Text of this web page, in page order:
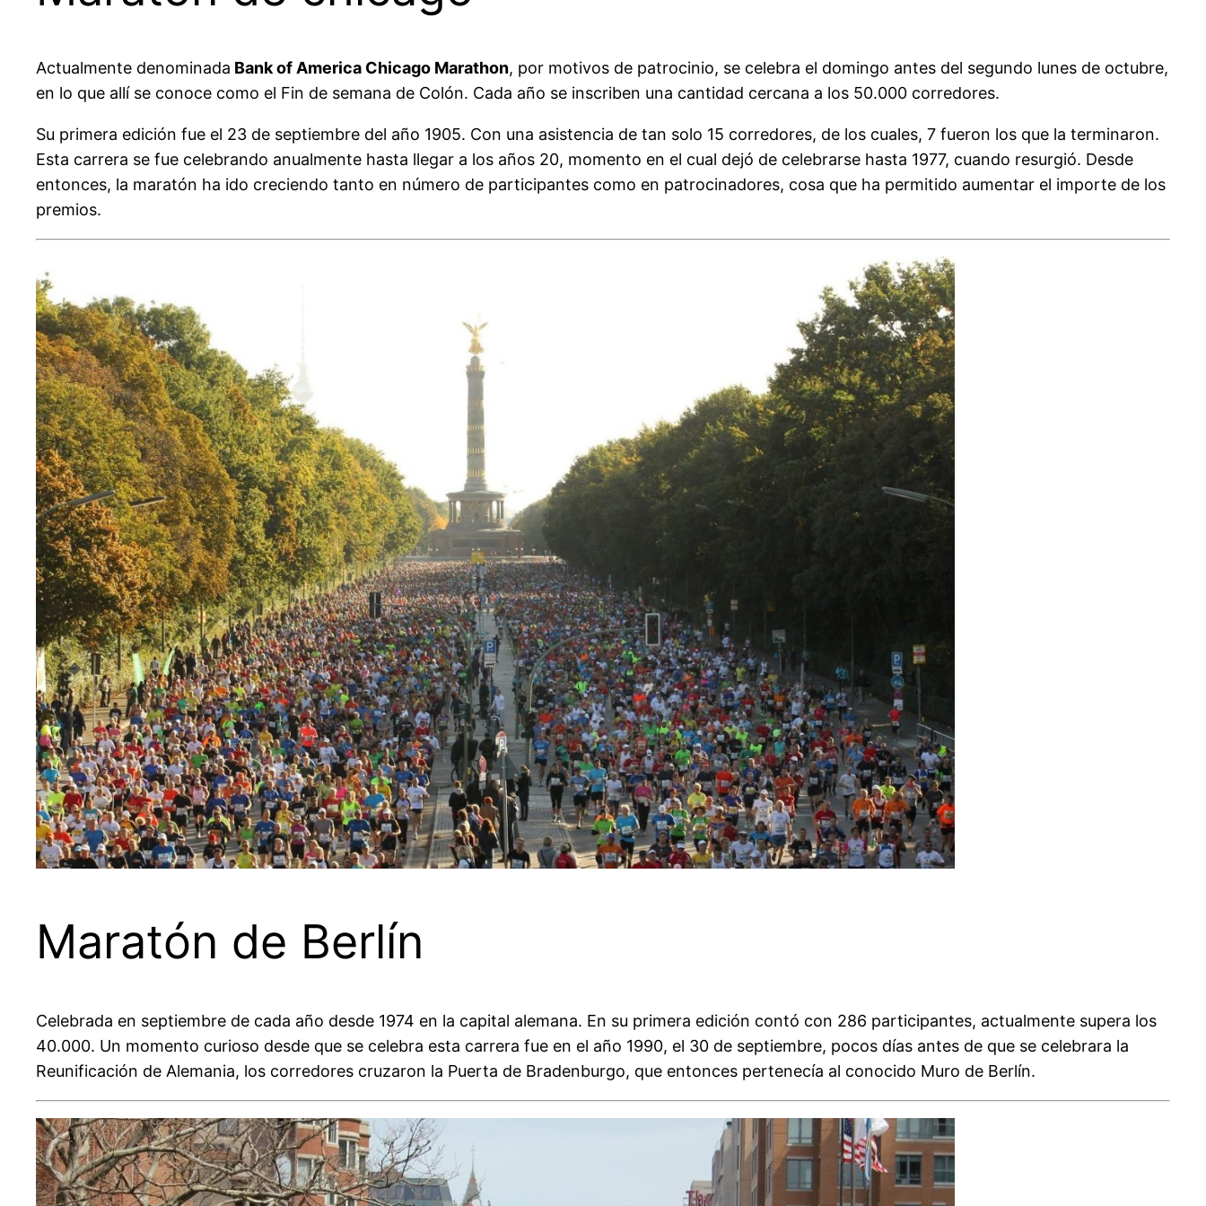
Actualmente denominada Bank of America Chicago Marathon, por motivos de patrocinio, se celebra el domingo antes del segundo lunes de octubre,
en lo que allí se conoce como el Fin de semana de Colón. Cada año se inscriben una cantidad cercana a los 50.000 corredores.
Su primera edición fue el 23 de septiembre del año 1905. Con una asistencia de tan solo 15 corredores, de los cuales, 7 fueron los que la terminaron.
Esta carrera se fue celebrando anualmente hasta llegar a los años 20, momento en el cual dejó de celebrarse hasta 1977, cuando resurgió. Desde
entonces, la maratón ha ido creciendo tanto en número de participantes como en patrocinadores, cosa que ha permitido aumentar el importe de los
premios.
Maratón de Berlín
Celebrada en septiembre de cada año desde 1974 en la capital alemana. En su primera edición contó con 286 participantes, actualmente supera los
40.000. Un momento curioso desde que se celebra esta carrera fue en el año 1990, el 30 de septiembre, pocos días antes de que se celebrara la
Reunificación de Alemania, los corredores cruzaron la Puerta de Bradenburgo, que entonces pertenecía al conocido Muro de Berlín.